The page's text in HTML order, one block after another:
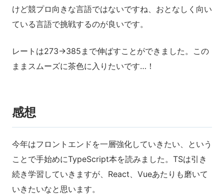
けど競プロ向きな言語ではないですね、おとなしく向い
ている言語で挑戦するのが良いです。
レートは273→385まで伸ばすことができました。この
ままスムーズに茶色に入りたいです…！
感想
今年はフロントエンドを一層強化していきたい、という
ことで手始めにTypeScript本を読みました。TSは引き
続き学習していきますが、React、Vueあたりも磨いて
いきたいなと思います。